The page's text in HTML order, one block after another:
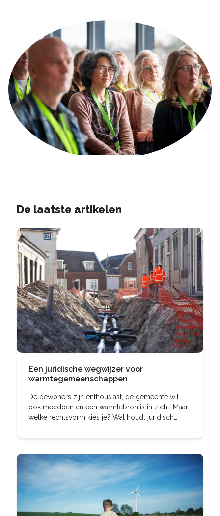
De laatste artikelen
Een juridische wegwijzer voor
warmtegemeenschappen
De bewoners zijn enthousiast, de gemeente wil
ook meedoen en een warmtebron is in zicht. Maar
welke rechtsvorm kies je? Wat houdt juridisch
hoe zit het met